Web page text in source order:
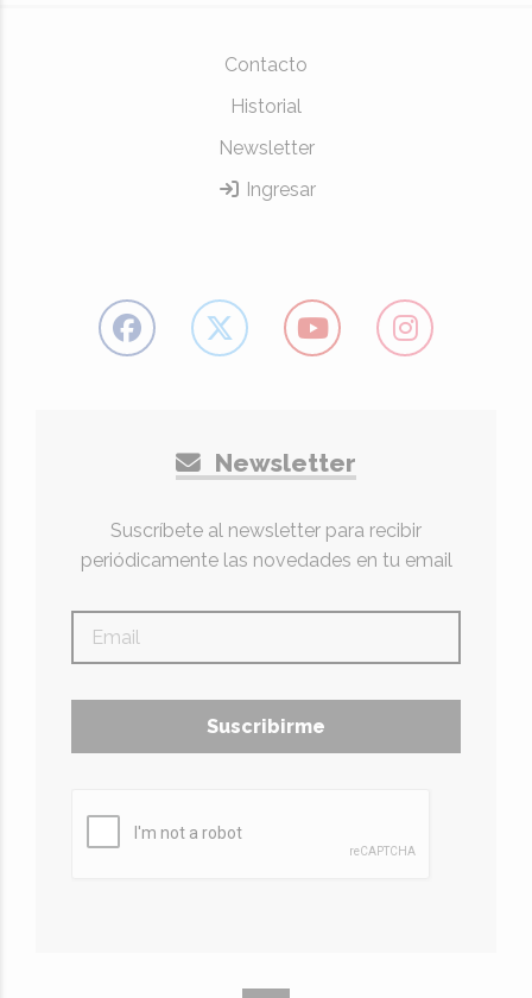
Contacto
Historial
Newsletter
Ingresar
Newsletter
Suscríbete al newsletter para recibir
periódicamente las novedades en tu email
Suscribirme